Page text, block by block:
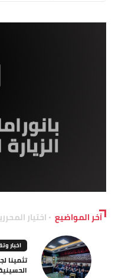
آخر المواضيع اختيار
اخبار
تثمينا